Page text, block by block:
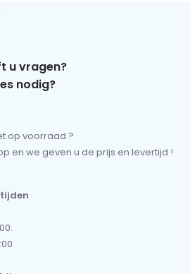
u vragen?
nodig?
op voorraad ?
en we geven u de prijs en levertijd !